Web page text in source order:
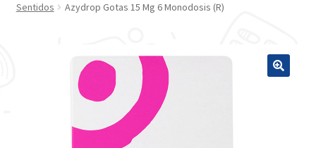
Sentidos
Azydrop Gotas 15 Mg 6 Monodosis (R)